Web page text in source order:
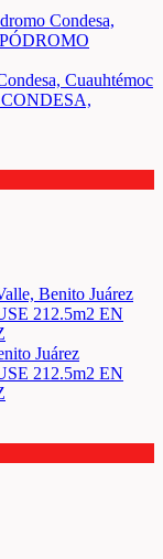
Cuauhtémoc
Juárez
212.5m2 EN